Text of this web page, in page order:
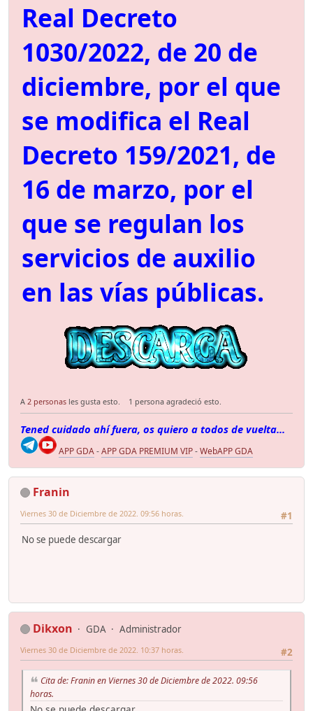
Real Decreto
1030/2022, de 20 de
diciembre, por el que
se modifica el Real
Decreto 159/2021, de
16 de marzo, por el
que se regulan los
servicios de auxilio
en las vías públicas.
A 2 personas les gusta esto. 1 persona agradeció esto.
Tened cuidado ahí fuera, os quiero a todos de vuelta...
APP GDA-APP GDA PREMIUM VIP-WebAPP GDA
Franin
#1
Viernes 30 de Diciembre de 2022. 09:56 horas.
No se puede descargar
Dikxon GDA
Administrador
#2
Viernes 30 de Diciembre de 2022. 10:37 horas.
Cita de: Franin en Viernes 30 de Diciembre de 2022. 09:56
horas.